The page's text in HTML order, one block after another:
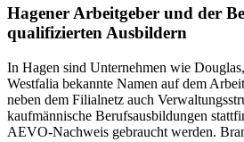
Hagener Arbeitgeber und der
qualifizierten Ausbildern
In Hagen sind Unternehmen wie
Westfalia bekannte Namen auf dem
neben dem Filialnetz auch
kaufmännische Berufsausbildungen
AEVO-Nachweis gebraucht werden.